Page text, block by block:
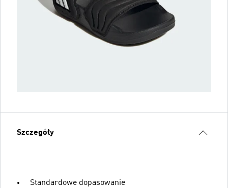
Szczegóły
Standardowe dopasowanie